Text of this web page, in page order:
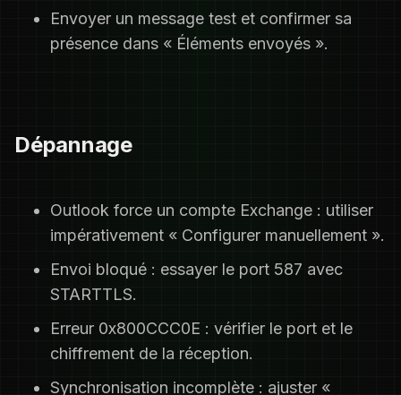
Envoyer un message test et confirmer sa
présence dans « Éléments envoyés ».
Dépannage
Outlook force un compte Exchange : utiliser
impérativement « Configurer manuellement ».
Envoi bloqué : essayer le port 587 avec
STARTTLS.
Erreur 0x800CCC0E : vérifier le port et le
chiffrement de la réception.
Synchronisation incomplète : ajuster «